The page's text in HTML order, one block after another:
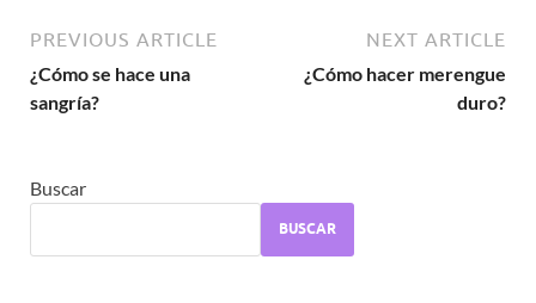
PREVIOUS ARTICLE
¿Cómo se hace una
sangría?
NEXT ARTICLE
¿Cómo hacer merengue
duro?
Buscar
BUSCAR